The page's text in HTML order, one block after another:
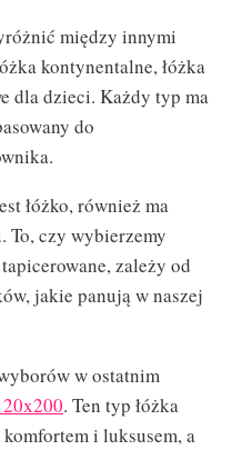
między innymi
kontynentalne, łóżka
dla dzieci. Każdy typ ma
do
łóżko, również ma
To, czy wybierzemy
zależy od
jakie panują w naszej
w ostatnim
. Ten typ łóżka
i luksusem, a